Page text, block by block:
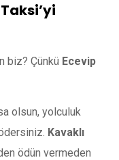
biz? Çünkü Ecevip
olsun, yolculuk
Kavaklı
ödün vermeden